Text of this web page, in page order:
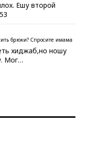
Ешу второй
брюки? Спросите имама
хиджаб,но ношу
Мог…